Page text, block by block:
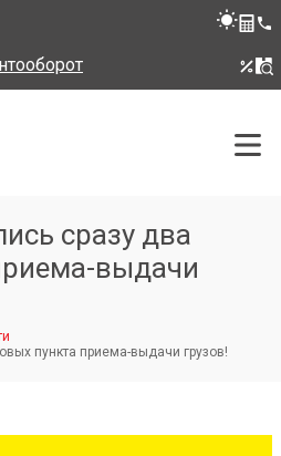
сразу два
выдачи
пункта приема-выдачи грузов!